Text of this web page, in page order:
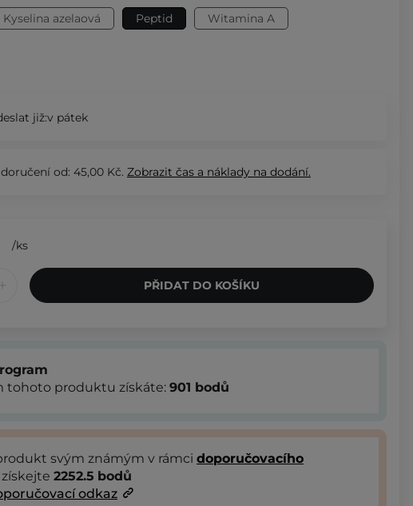
Kyselina azelaová Peptid Witamina A
již:v pátek
od: 45,00 Kč. Zobrazit čas a náklady na dodání.
/ks
PŘIDAT DO KOŠÍKU
tohoto produktu získáte: 901 bodů
svým známým v rámci doporučovacího
získejte 2252.5 bodů
odkaz